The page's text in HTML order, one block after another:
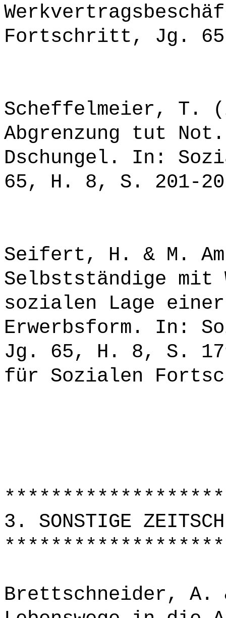
Fortschritt, Jg.
Scheffelmeier, T.
Abgrenzung tut
Dschungel. In:
65, H. 8, S. 201-
Seifert, H. & M.
Selbstständige mit
sozialen Lage
Erwerbsform. In:
Jg. 65, H. 8, S.
für Sozialen
3. SONSTIGE
Brettschneider, A.